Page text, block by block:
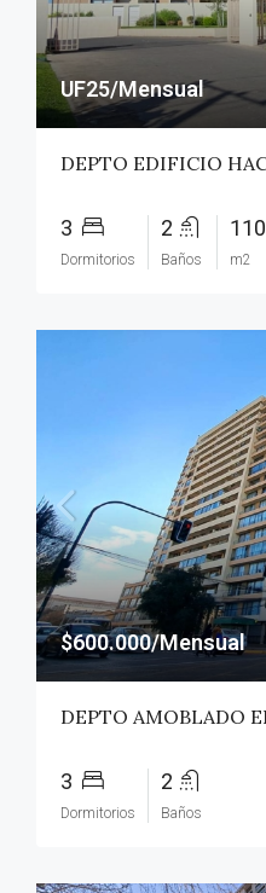
UF25/Mensual
3
Dormitorios
2
Baños
110
m2
$600.000/Mensual
3
Dormitorios
2
Baños